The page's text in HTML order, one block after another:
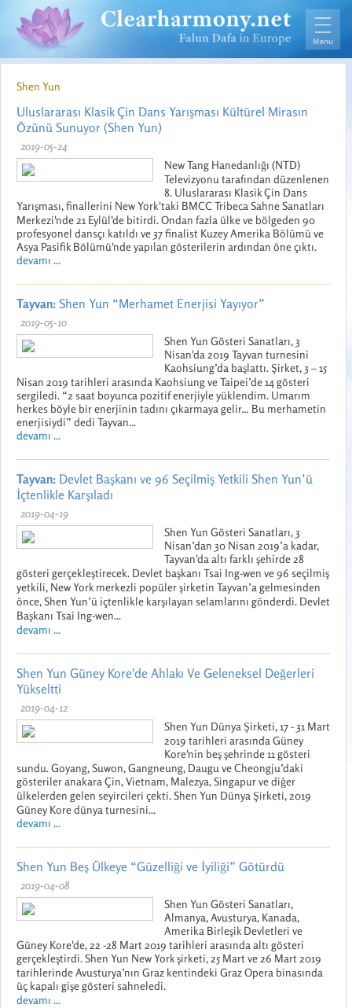
Shen Yun
Uluslararası Klasik Çin Dans Yarışması Kültürel Mirasın
Özünü Sunuyor (Shen Yun)
2019-05-24
New Tang Hanedanlığı (NTD)
Televizyonu tarafından düzenlenen
8. Uluslararası Klasik Çin Dans
Yarışması, finallerini New York'taki BMCC Tribeca Sahne Sanatları
Merkezi'nde 21 Eylül'de bitirdi. Ondan fazla ülke ve bölgeden 90
profesyonel dansçı katıldı ve 37 finalist Kuzey Amerika Bölümü ve
Asya Pasifik Bölümü'nde yapılan gösterilerin ardından öne çıktı.
devamı ...
Tayvan: Shen Yun “Merhamet Enerjisi Yayıyor”
2019-05-10
Shen Yun Gösteri Sanatları, 3
Nisan'da 2019 Tayvan turnesini
Kaohsiung’da başlattı. Şirket, 3 – 15
Nisan 2019 tarihleri arasında Kaohsiung ve Taipei’de 14 gösteri
sergiledi. “2 saat boyunca pozitif enerjiyle yüklendim. Umarım
herkes böyle bir enerjinin tadını çıkarmaya gelir… Bu merhametin
enerjisiydi” dedi Tayvan...
devamı ...
Tayvan: Devlet Başkanı ve 96 Seçilmiş Yetkili Shen Yun’ü
İçtenlikle Karşıladı
2019-04-19
Shen Yun Gösteri Sanatları, 3
Nisan’dan 30 Nisan 2019’a kadar,
Tayvan'da altı farklı şehirde 28
gösteri gerçekleştirecek. Devlet başkanı Tsai Ing-wen ve 96 seçilmiş
yetkili, New York merkezli popüler şirketin Tayvan’a gelmesinden
önce, Shen Yun’ü içtenlikle karşılayan selamlarını gönderdi. Devlet
Başkanı Tsai Ing-wen...
devamı ...
Shen Yun Güney Kore'de Ahlakı Ve Geleneksel Değerleri
Yükseltti
2019-04-12
Shen Yun Dünya Şirketi, 17 - 31 Mart
2019 tarihleri arasında Güney
Kore'nin beş şehrinde 11 gösteri
sundu. Goyang, Suwon, Gangneung, Daugu ve Cheongju’daki
gösteriler anakara Çin, Vietnam, Malezya, Singapur ve diğer
ülkelerden gelen seyircileri çekti. Shen Yun Dünya Şirketi, 2019
Güney Kore dünya turnesini...
devamı ...
Shen Yun Beş Ülkeye “Güzelliği ve İyiliği” Götürdü
2019-04-08
Shen Yun Gösteri Sanatları,
Almanya, Avusturya, Kanada,
Amerika Birleşik Devletleri ve
Güney Kore'de, 22 -28 Mart 2019 tarihleri arasında altı gösteri
gerçekleştirdi. Shen Yun New York şirketi, 25 Mart ve 26 Mart 2019
tarihlerinde Avusturya’nın Graz kentindeki Graz Opera binasında
üç kapalı gişe gösteri sahneledi.
devamı ...